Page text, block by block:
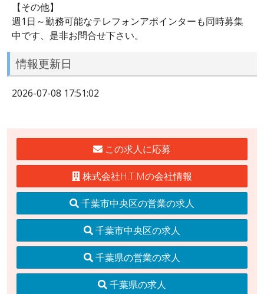
【その他】
週1日～勤務可能なテレフォンアポインターも同時募集
中です、是非お問合せ下さい。
情報更新日
2026-07-08 17:51:02
この求人に応募
株式会社H.T.Mの会社情報
千葉市中央区の営業の求人
千葉市中央区の求人
千葉県の営業の求人
千葉県の求人